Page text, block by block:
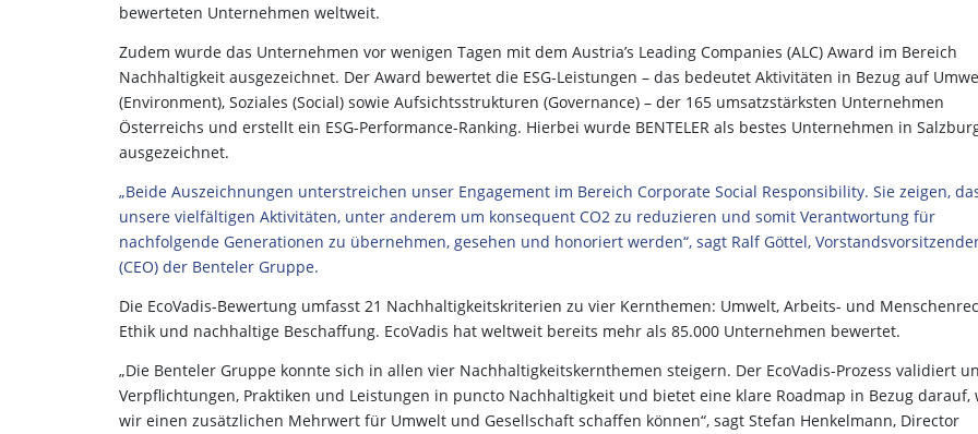
bewerteten Unternehmen weltweit.
Zudem wurde das Unternehmen vor wenigen Tagen mit dem Austria’s Leading Companies (ALC) Award im Bereich
Nachhaltigkeit ausgezeichnet. Der Award bewertet die ESG-Leistungen – das bedeutet Aktivitäten in Bezug auf
(Environment), Soziales (Social) sowie Aufsichtsstrukturen (Governance) – der 165 umsatzstärksten Unternehmen
Österreichs und erstellt ein ESG-Performance-Ranking. Hierbei wurde BENTELER als bestes Unternehmen in
ausgezeichnet.
„Beide Auszeichnungen unterstreichen unser Engagement im Bereich Corporate Social Responsibility. Sie zeigen,
unsere vielfältigen Aktivitäten, unter anderem um konsequent CO2 zu reduzieren und somit Verantwortung für
nachfolgende Generationen zu übernehmen, gesehen und honoriert werden“, sagt Ralf Göttel,
(CEO) der Benteler Gruppe.
Die EcoVadis-Bewertung umfasst 21 Nachhaltigkeitskriterien zu vier Kernthemen: Umwelt, Arbeits- und
Ethik und nachhaltige Beschaffung. EcoVadis hat weltweit bereits mehr als 85.000 Unternehmen bewertet.
„Die Benteler Gruppe konnte sich in allen vier Nachhaltigkeitskernthemen steigern. Der EcoVadis-Prozess validiert
Verpflichtungen, Praktiken und Leistungen in puncto Nachhaltigkeit und bietet eine klare Roadmap in Bezug darauf,
wir einen zusätzlichen Mehrwert für Umwelt und Gesellschaft schaffen können“, sagt Stefan Henkelmann, Director